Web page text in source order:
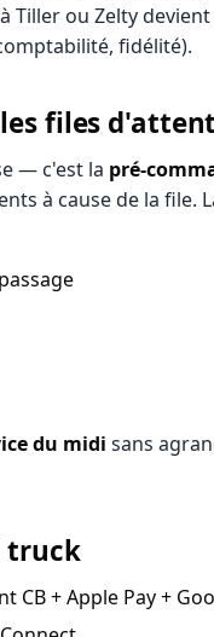
Tiller ou Zelty
fidélité).
files
— c'est la pré-
à cause de la file.
du midi sans
truck
CB + Apple Pay +